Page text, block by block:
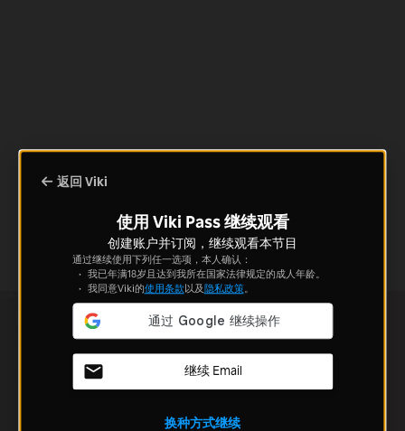
返回 Viki
使用 Viki Pass 继续观看
创建账户并订阅，继续观看本节目
通过继续使用下列任一选项，本人确认：
我已年满18岁且达到我所在国家法律规定的成人年龄。
我同意Viki的使用条款以及隐私政策。
继续 Email
换种方式继续